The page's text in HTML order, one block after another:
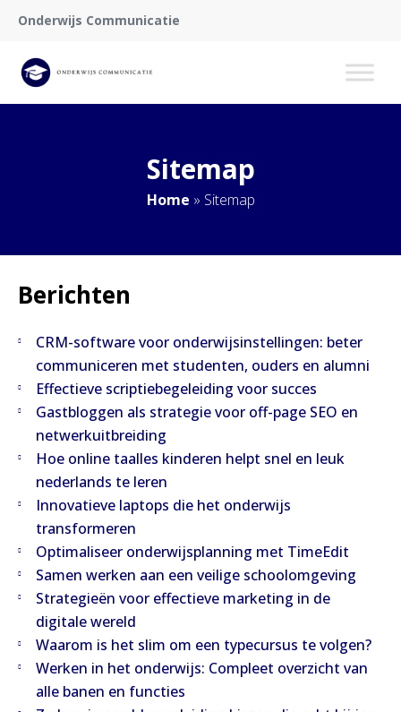
Onderwijs Communicatie
Sitemap
Home » Sitemap
Berichten
CRM-software voor onderwijsinstellingen: beter
communiceren met studenten, ouders en alumni
Effectieve scriptiebegeleiding voor succes
Gastbloggen als strategie voor off-page SEO en
netwerkuitbreiding
Hoe online taalles kinderen helpt snel en leuk
nederlands te leren
Innovatieve laptops die het onderwijs
transformeren
Optimaliseer onderwijsplanning met TimeEdit
Samen werken aan een veilige schoolomgeving
Strategieën voor effectieve marketing in de
digitale wereld
Waarom is het slim om een typecursus te volgen?
Werken in het onderwijs: Compleet overzicht van
alle banen en functies